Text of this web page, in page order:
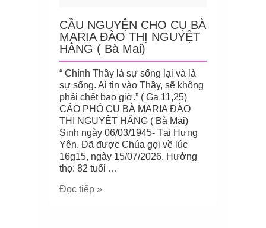
CẦU NGUYỆN CHO CỤ BÀ
MARIA ĐÀO THỊ NGUYỆT
HẰNG ( Bà Mai)
“ Chính Thầy là sự sống lại và là
sự sống. Ai tin vào Thầy, sẽ không
phải chết bao giờ.” ( Ga 11,25)
CÁO PHÓ CỤ BÀ MARIA ĐÀO
THỊ NGUYỆT HẰNG ( Bà Mai)
Sinh ngày 06/03/1945- Tại Hưng
Yên. Đã được Chúa gọi về lúc
16g15, ngày 15/07/2026. Hưởng
thọ: 82 tuổi …
Đọc tiếp »